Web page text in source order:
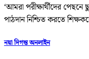
‘আমরা পরীক্ষার্থীদের
পাঠদান নিশ্চিত করতে
নয়া দিগন্ত অনলাইন